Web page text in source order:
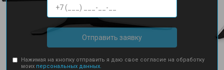
Отправить заявку
Нажимая на кнопку отправить я даю свое согласие на обработку
моих персональных данных.